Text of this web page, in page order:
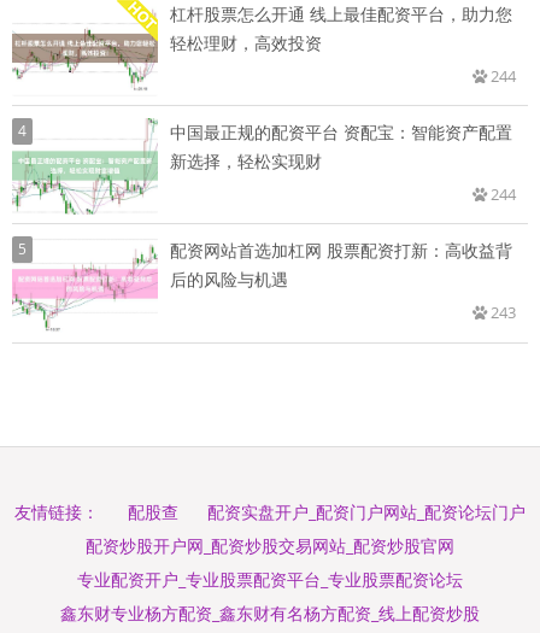
杠杆股票怎么开通 线上最佳配资平台，助力您
轻松理财，高效投资
244
4
中国最正规的配资平台 资配宝：智能资产配置
新选择，轻松实现财
244
5
配资网站首选加杠网 股票配资打新：高收益背
后的风险与机遇
243
友情链接： 配股查
配资实盘开户_配资门户网站_配资论坛门户
配资炒股开户网_配资炒股交易网站_配资炒股官网
专业配资开户_专业股票配资平台_专业股票配资论坛
鑫东财专业杨方配资_鑫东财有名杨方配资_线上配资炒股